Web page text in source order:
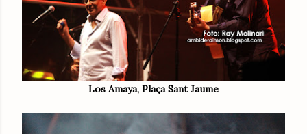
Los Amaya, Plaça Sant Jaume